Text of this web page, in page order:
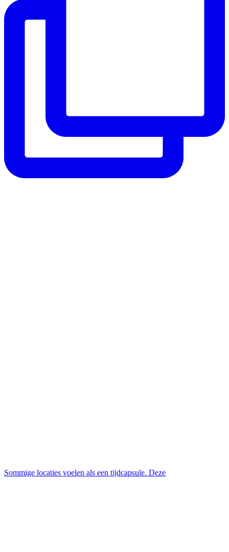
Sommige locaties voelen als een tijdcapsule. Deze